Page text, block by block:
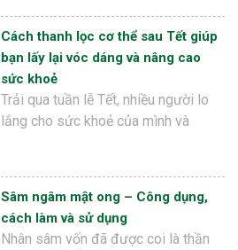
Cách thanh lọc cơ thể sau Tết giúp
bạn lấy lại vóc dáng và nâng cao
sức khoẻ
Trải qua tuần lễ Tết, nhiều người lo
lắng cho sức khoẻ của mình và
Sâm ngâm mật ong – Công dụng,
cách làm và sử dụng
Nhân sâm vốn đã được coi là thần